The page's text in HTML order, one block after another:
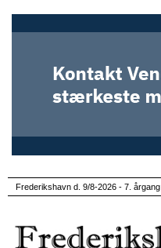
Frederikshavn d. 9/8-2026 - 7. årgang